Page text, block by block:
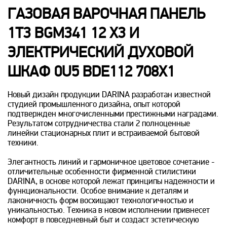
ГАЗОВАЯ ВАРОЧНАЯ ПАНЕЛЬ
1Т3 BGM341 12 X3 И
ЭЛЕКТРИЧЕСКИЙ ДУХОВОЙ
ШКАФ 0U5 BDE112 708X1
Новый дизайн продукции DARINA разработан известной
студией промышленного дизайна, опыт которой
подтвержден многочисленными престижными наградами.
Результатом сотрудничества стали 2 полноценные
линейки стационарных плит и встраиваемой бытовой
техники.
Элегантность линий и гармоничное цветовое сочетание -
отличительные особенности фирменной стилистики
DARINA, в основе которой лежат принципы надежности и
функциональности. Особое внимание к деталям и
лаконичность форм восхищают технологичностью и
уникальностью. Техника в новом исполнении привнесет
комфорт в повседневный быт и создаст эстетическую